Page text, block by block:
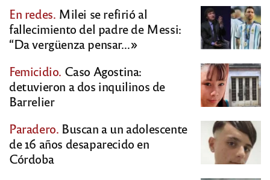
En redes. Milei se refirió al
fallecimiento del padre de Messi:
“Da vergüenza pensar…»
Femicidio. Caso Agostina:
detuvieron a dos inquilinos de
Barrelier
Paradero. Buscan a un adolescente
de 16 años desaparecido en
Córdoba